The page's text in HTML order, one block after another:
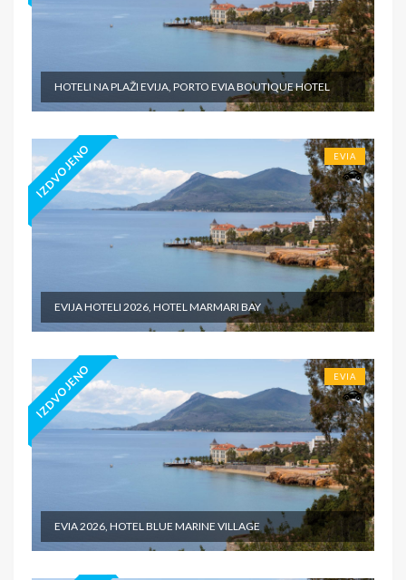
HOTELI NA PLAŽI EVIJA, PORTO EVIA BOUTIQUE HOTEL
IZDVOJENO EVIA
EVIJA HOTELI 2026, HOTEL MARMARI BAY
IZDVOJENO EVIA
EVIA 2026, HOTEL BLUE MARINE VILLAGE